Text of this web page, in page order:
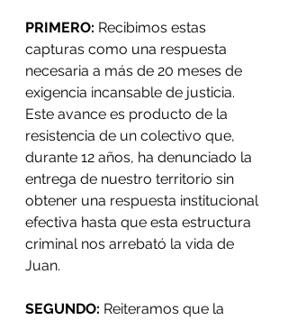
PRIMERO: Recibimos estas
capturas como una respuesta
necesaria a más de 20 meses de
exigencia incansable de justicia.
Este avance es producto de la
resistencia de un colectivo que,
durante 12 años, ha denunciado la
entrega de nuestro territorio sin
obtener una respuesta institucional
efectiva hasta que esta estructura
criminal nos arrebató la vida de
Juan.
SEGUNDO: Reiteramos que la